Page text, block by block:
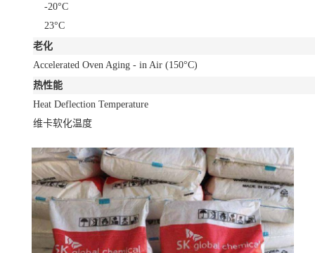
-20°C
23°C
老化
Accelerated Oven Aging - in Air (150°C)
热性能
Heat Deflection Temperature
维卡软化温度